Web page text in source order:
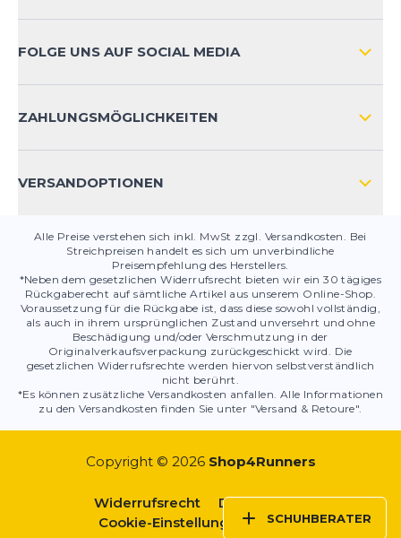
KONTAKT
PRODUKTSICHERHEIT
FOLGE UNS AUF SOCIAL MEDIA
ZAHLUNGSMÖGLICHKEITEN
VERSANDOPTIONEN
Alle Preise verstehen sich inkl. MwSt zzgl. Versandkosten. Bei
Streichpreisen handelt es sich um unverbindliche
Preisempfehlung des Herstellers.
*Neben dem gesetzlichen Widerrufsrecht bieten wir ein 30 tägiges
Rückgaberecht auf sämtliche Artikel aus unserem Online-Shop.
Voraussetzung für die Rückgabe ist, dass diese sowohl vollständig,
als auch in ihrem ursprünglichen Zustand unversehrt und ohne
Beschädigung und/oder Verschmutzung in der
Originalverkaufsverpackung zurückgeschickt wird. Die
gesetzlichen Widerrufsrechte werden hiervon selbstverständlich
nicht berührt.
*Es können zusätzliche Versandkosten anfallen. Alle Informationen
zu den Versandkosten finden Sie unter "Versand & Retoure".
Copyright © 2026 Shop4Runners
Widerrufsrecht
Datenschutz
Cookie-Einstellungen
AGBs
SCHUHBERATER